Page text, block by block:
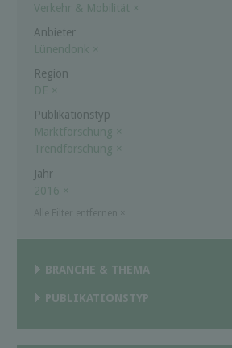
Verkehr & Mobilität ×
Anbieter
Lünendonk ×
Region
DE ×
Publikationstyp
Marktforschung ×
Trendforschung ×
Jahr
2016 ×
BRANCHE & THEMA
PUBLIKATIONSTYP